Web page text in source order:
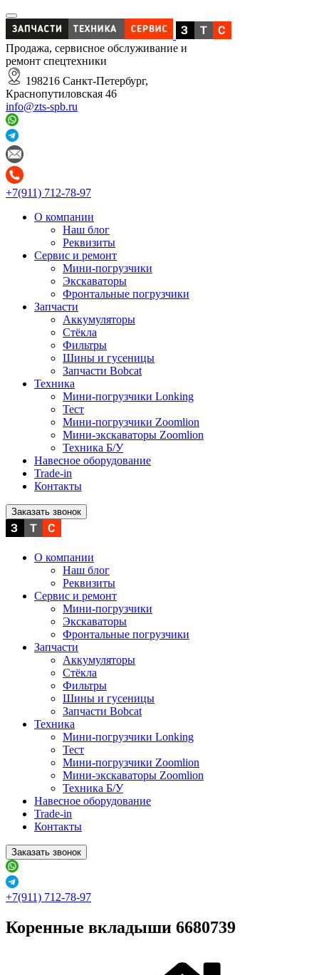
Продажа, сервисное обслуживание и
ремонт спецтехники
198216 Санкт-Петербург,
Краснопутиловская 46
info@zts-spb.ru
+7(911) 712-78-97
О компании
Наш блог
Реквизиты
Сервис и ремонт
Мини-погрузчики
Экскаваторы
Фронтальные погрузчики
Запчасти
Аккумуляторы
Стёкла
Фильтры
Шины и гусеницы
Запчасти Bobcat
Техника
Мини-погрузчики Lonking
Тест
Мини-погрузчики Zoomlion
Мини-экскаваторы Zoomlion
Техника Б/У
Навесное оборудование
Trade-in
Контакты
Заказать звонок
О компании
Наш блог
Реквизиты
Сервис и ремонт
Мини-погрузчики
Экскаваторы
Фронтальные погрузчики
Запчасти
Аккумуляторы
Стёкла
Фильтры
Шины и гусеницы
Запчасти Bobcat
Техника
Мини-погрузчики Lonking
Тест
Мини-погрузчики Zoomlion
Мини-экскаваторы Zoomlion
Техника Б/У
Навесное оборудование
Trade-in
Контакты
Заказать звонок
+7(911) 712-78-97
Коренные вкладыши 6680739